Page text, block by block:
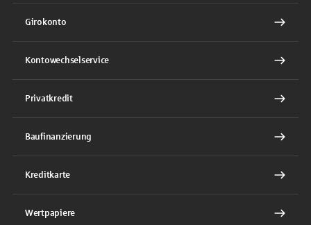
Girokonto
Kontowechselservice
Privatkredit
Baufinanzierung
Kreditkarte
Wertpapiere